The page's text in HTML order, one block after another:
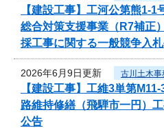
【建設工事】工河公第熊
総合対策支援事業（R7補正
採工事に関する一般競争入
2026年6月9日更新 古川土木事
【建設工事】工維3単第
路維持修繕（飛騨市一円）
公告